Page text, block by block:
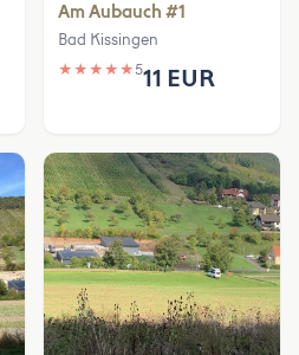
Am Aubauch #1
Bad Kissingen
★ ★ ★ ★ ★511 EUR